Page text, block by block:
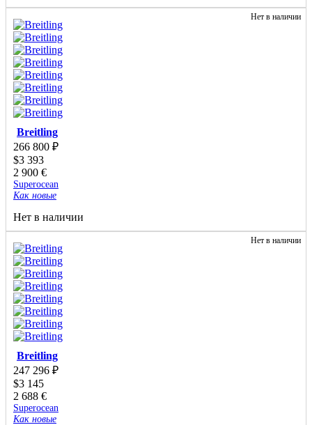
Нет в наличии
Breitling
266 800 ₽
$3 393
2 900 €
Superocean
Как новые
Нет в наличии
Нет в наличии
Breitling
247 296 ₽
$3 145
2 688 €
Superocean
Как новые